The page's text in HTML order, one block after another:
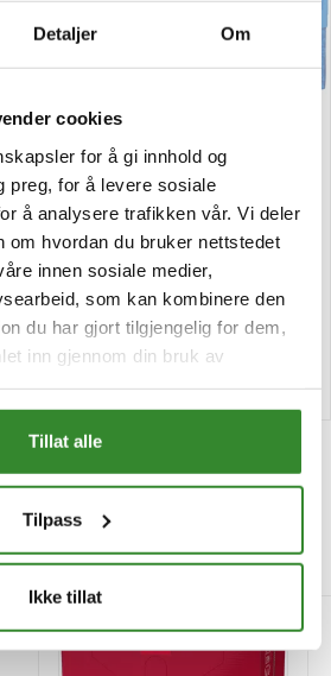
Detaljer Om
cookies
for å gi innhold og
preg, for å levere sosiale
å analysere trafikken vår. Vi deler
om hvordan du bruker nettstedet
innen sosiale medier,
som kan kombinere den
du har gjort tilgjengelig for dem,
inn gjennom din bruk av
Tillat alle
Tilpass
Ikke tillat
Lady grey te 25/50g
Pris
kr 56,01 /pk